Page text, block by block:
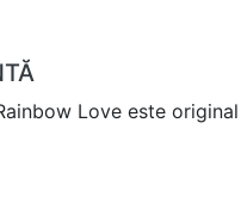
Love este